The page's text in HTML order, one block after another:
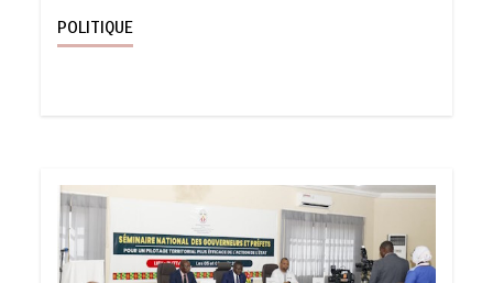
POLITIQUE